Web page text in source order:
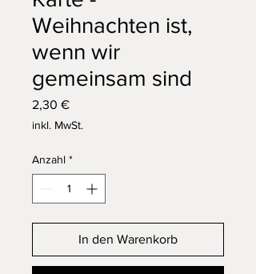
Weihnachten ist,
wenn wir
gemeinsam sind
2,30 €Preis
inkl. MwSt.
Anzahl *
In den Warenkorb